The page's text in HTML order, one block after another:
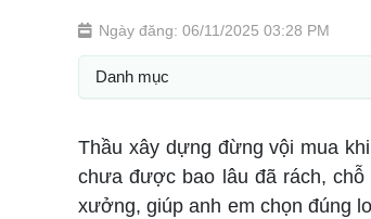
Ngày đăng: 06/11/2025 03:28 PM
Danh mục
Thầu xây dựng đừng vội mua
chưa được bao lâu đã rách,
xưởng, giúp anh em chọn đúng